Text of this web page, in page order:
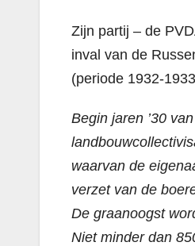
Zijn partij – de
inval van de
(periode 1932-
Begin jaren ’30
waarvan de
verzet van de
De graanoogst
Niet minder dan